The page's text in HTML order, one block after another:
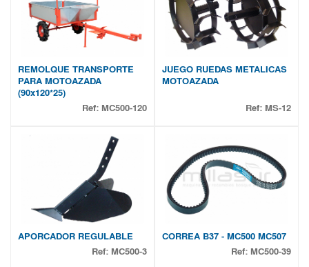
REMOLQUE TRANSPORTE
PARA MOTOAZADA
(90x120*25)
Ref: MC500-120
JUEGO RUEDAS METALICAS
MOTOAZADA
Ref: MS-12
APORCADOR REGULABLE
Ref: MC500-3
CORREA B37 - MC500 MC507
Ref: MC500-39